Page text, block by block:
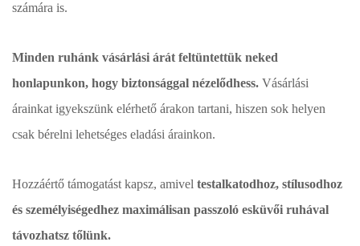
számára is.
Minden ruhánk vásárlási árát feltüntettük neked
honlapunkon, hogy biztonsággal nézelődhess. Vásárlási
árainkat igyekszünk elérhető árakon tartani, hiszen sok helyen
csak bérelni lehetséges eladási árainkon.
Hozzáértő támogatást kapsz, amivel testalkatodhoz, stílusodhoz
és személyiségedhez maximálisan passzoló esküvői ruhával
távozhatsz tőlünk.